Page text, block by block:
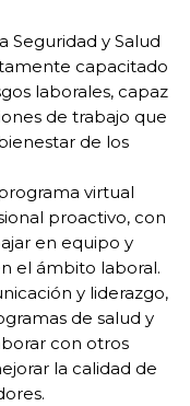
Seguridad y Salud
capacitado
laborales, capaz
de trabajo que
de los
virtual
proactivo, con
en equipo y
el ámbito laboral.
y liderazgo,
de salud y
con otros
la calidad de